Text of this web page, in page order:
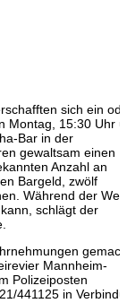
sich ein
Montag, 15:30 Uhr
Bar in der
gewaltsam einen
Anzahl an
Bargeld, zwölf
Während der Wert
schlägt der
Mannheim-
Polizeiposten
441125 in